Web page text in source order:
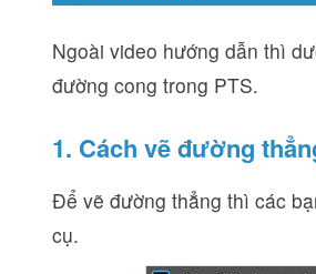
Ngoài video hướng dẫn thì
đường cong trong PTS.
1. Cách vẽ đường
Để vẽ đường thẳng thì các
cụ.